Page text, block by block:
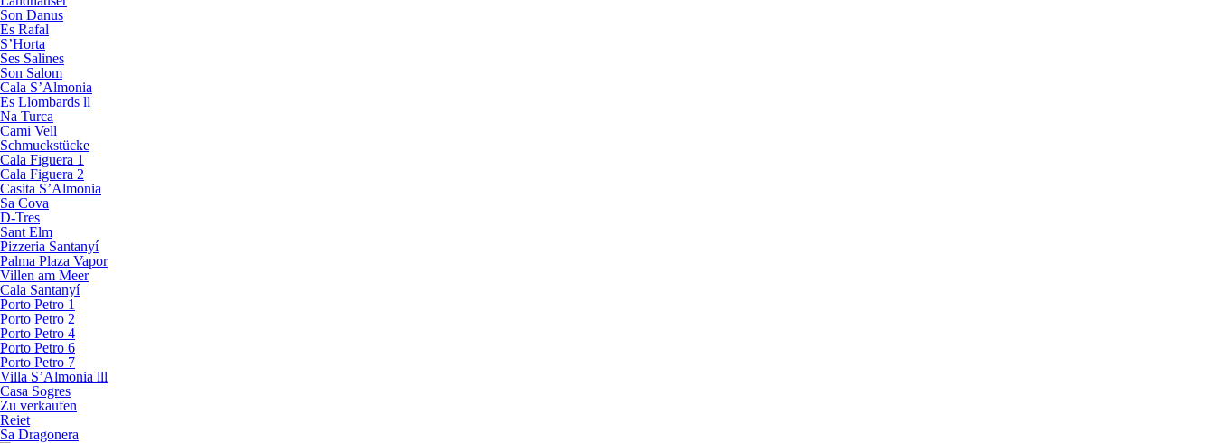
Son Danus
Es Rafal
S’Horta
Ses Salines
Son Salom
Cala S’Almonia
Es Llombards ll
Na Turca
Cami Vell
Schmuckstücke
Cala Figuera 1
Cala Figuera 2
Casita S’Almonia
Sa Cova
D-Tres
Sant Elm
Pizzeria Santanyí
Palma Plaza Vapor
Villen am Meer
Cala Santanyí
Porto Petro 1
Porto Petro 2
Porto Petro 4
Porto Petro 6
Porto Petro 7
Villa S’Almonia lll
Casa Sogres
Zu verkaufen
Reiet
Sa Dragonera